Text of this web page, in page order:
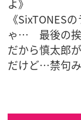
よ》
《SixTONES
ゃ… 最後の挨
だから慎太郎
だけど…禁句